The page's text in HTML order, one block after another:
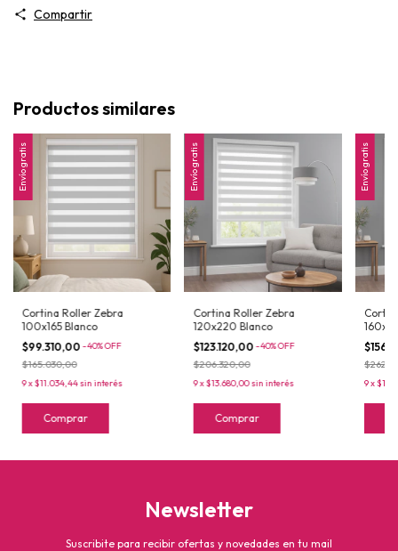
Compartir
Productos similares
Envío gratis
Cortina Roller Zebra
100x165 Blanco
$99.310,00 -40%OFF
$165.030,00
9x$11.034,44sin interés
Comprar
Envío gratis
Cortina Roller Zebra
120x220 Blanco
$123.120,00 -40%OFF
$206.320,00
9x$13.680,00sin interés
Comprar
Envío gratis
9x
Newsletter
Suscribite para recibir ofertas y novedades en tu mail